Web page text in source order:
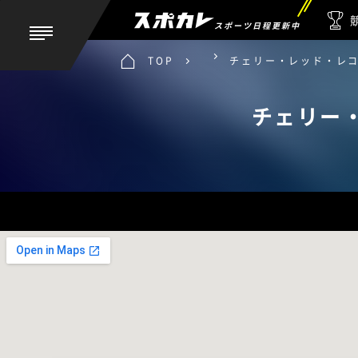
スポーツ日程更新中
TOP チェリー・レッド・レ
チェリー